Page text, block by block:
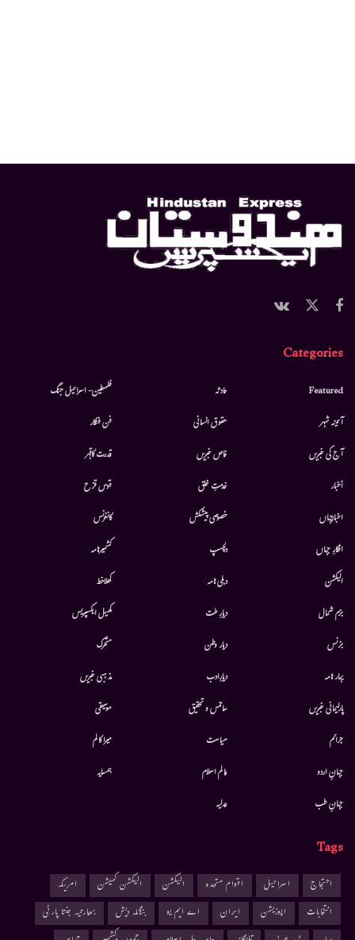
Categories
Featured
آئینہ شہر
آج کی خبریں
أخبار
اخبارجہاں
افکارِ جہاں
الیکشن
بزم شمال
بزنس
بہار نامہ
پارلیمانی خبریں
جرائم
جہانِ اردو
جہانِ طب
حادثہ
حقوق انسانی
خاص خبریں
خدمتِ خلق
خصوصی پیشکش
دلچسپ
دہلی نامہ
دیارِ ملت
دیار وطن
دیارِادب
سائنس و تحقیق
سیاست
عالم اسلام
عدلیہ
فلسطین- اسرائیل جنگ
فن فنکار
قدرت کاقہر
قوس قزح
کانفرنس
کشمیرنامہ
کھلاخط
کھیل ایکسپریس
متحرك
مذہبی خبریں
موسيقى
میرا کالم
ہمسایہ
Tags
احتجاج اسرائیل اقوام متحدہ الیکشن الیکشن کمیشن
امریکہ
انتخابات
اپوزیشن ایران اے ایم یو بنگلہ دیش
بھارتیہ جنتا پارٹی